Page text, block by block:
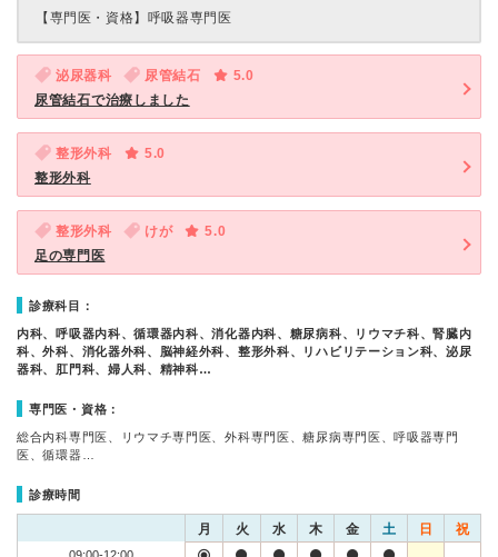
【専門医・資格】 呼吸器専門医
泌尿器科 尿管結石
5.0
尿管結石で治療しました
整形外科
5.0
整形外科
整形外科 けが
5.0
足の専門医
診療科目：
内科、呼吸器内科、循環器内科、消化器内科、糖尿病科、リウマチ科、腎臓内
科、外科、消化器外科、脳神経外科、整形外科、リハビリテーション科、泌尿
器科、肛門科、婦人科、精神科…
専門医・資格：
総合内科専門医、リウマチ専門医、外科専門医、糖尿病専門医、呼吸器専門
医、循環器…
診療時間
月 火 水 木 金 土 日 祝